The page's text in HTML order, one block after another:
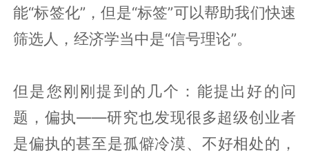
能“标签化”，但是“标签”可以帮助我们快速
筛选人，经济学当中是“信号理论”。
但是您刚刚提到的几个：能提出好的问
题，偏执——研究也发现很多超级创业者
是偏执的甚至是孤僻冷漠、不好相处的，